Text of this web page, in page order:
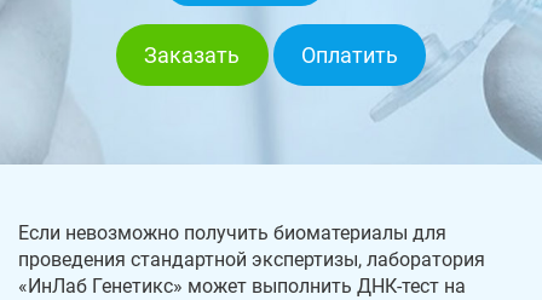
Заказать Оплатить
Если невозможно получить биоматериалы для
проведения стандартной экспертизы, лаборатория
«ИнЛаб Генетикс» может выполнить ДНК-тест на